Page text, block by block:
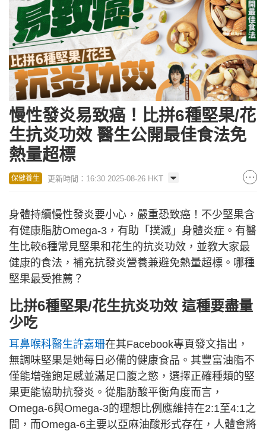
慢性發炎易致癌！比拼6種堅果/花
生抗炎功效 醫生公開最佳食法免
熱量超標
保健養生 更新時間：16:30 2025-08-26 HKT
身體持續慢性發炎要小心，嚴重恐致癌！不少堅果含
有健康脂肪Omega-3，有助「撲滅」身體炎症。有醫
生比較6種常見堅果和花生的抗炎功效，並教大家最
健康的食法，補充抗發炎營養兼避免熱量超標。哪種
堅果最受推薦？
比拼6種堅果/花生抗炎功效 這種要盡量
少吃
耳鼻喉科醫生許嘉珊在其Facebook專頁發文指出，
無調味堅果是她每日必備的健康食品。其豐富油脂不
僅能增強飽足感並滿足口腹之慾，選擇正確種類的堅
果更能協助抗發炎。從脂肪酸平衡角度而言，
Omega-6與Omega-3的理想比例應維持在2:1至4:1之
間，而Omega-6主要以亞麻油酸形式存在，人體會將